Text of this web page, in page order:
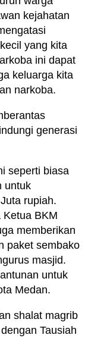
kejahatan
yang kita
ini dapat
keluarga kita
narkoba.
generasi
seperti biasa
untuk
rupiah.
Ketua BKM
memberikan
paket sembako
masjid.
untuk
Medan.
shalat magrib
Tausiah